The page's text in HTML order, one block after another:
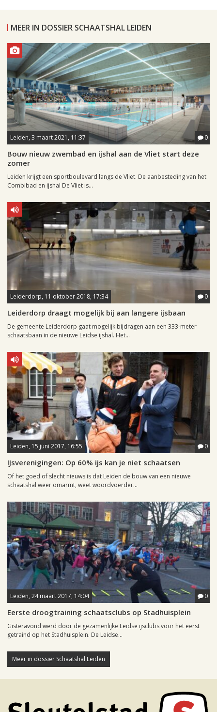
MEER IN DOSSIER SCHAATSHAL LEIDEN
Leiden, 3 maart 2021, 11:37 0
Bouw nieuw zwembad en ijshal aan de Vliet start deze
zomer
Leiden krijgt een sportboulevard langs de Vliet. De aanbesteding van het
Combibad en ijshal De Vliet is...
Leiderdorp, 11 oktober 2018, 17:34 0
Leiderdorp draagt mogelijk bij aan langere ijsbaan
De gemeente Leiderdorp gaat mogelijk bijdragen aan een 333-meter
schaatsbaan in de nieuwe Leidse ijshal. Het...
Leiden, 15 juni 2017, 16:55 0
IJsverenigingen: Op 60% ijs kan je niet schaatsen
Of het goed of slecht nieuws is dat Leiden de bouw van een nieuwe
schaatshal weer omarmt, weet woordvoerder...
Leiden, 24 maart 2017, 14:04 0
Eerste droogtraining schaatsclubs op Stadhuisplein
Gisteravond werd door de gezamenlijke Leidse ijsclubs voor het eerst
getraind op het Stadhuisplein. De Leidse...
Meer in dossier Schaatshal Leiden